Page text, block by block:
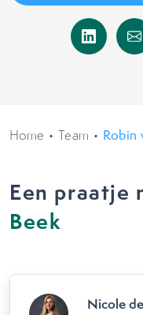
Home • Team • Robin
Een praatje
Beek
Nicole